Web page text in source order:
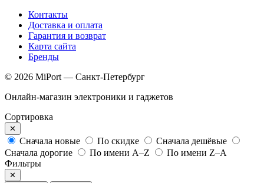
Контакты
Доставка и оплата
Гарантия и возврат
Карта сайта
Бренды
© 2026 MiPort — Санкт-Петербург
Онлайн-магазин электроники и гаджетов
Сортировка
✕
Сначала новые По скидке
Сначала дешёвые
Сначала дорогие
По имени A–Z
По имени Z–A
Фильтры
✕